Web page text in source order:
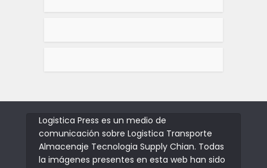
Logistica Press es un medio de
comunicación sobre Logistica Transporte
Almacenaje Tecnologia Supply Chian. Todas
la imágenes presentes en esta web han sido